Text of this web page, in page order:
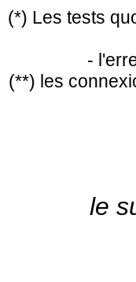
(*) Les tests
-
(**) les
le